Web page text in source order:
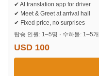
✔ AI translation app for driver
✔ Meet & Greet at arrival hall
✔ Fixed price, no surprises
탑승 인원: 1–5명 · 수하물: 1–5개
USD 100